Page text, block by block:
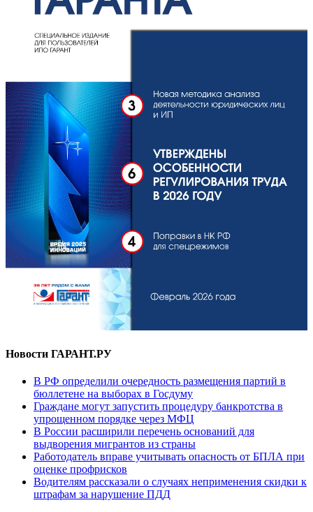
Новости ГАРАНТ.РУ
В РФ определили очередность размещения партий в
бюллетене на выборах в Госдуму
Граждане могут запустить процедуру банкротства в
упрощенном порядке через МФЦ
В России расширили перечень оснований для
выдворения мигрантов из страны
Работодатель вправе учитывать опасность от БПЛА при
оценке профрисков
Водителям рассказали о случаях неприменения скидки к
штрафам за нарушение ПДД